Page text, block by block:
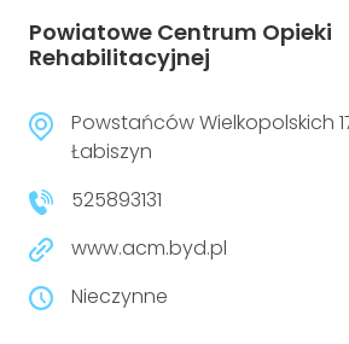
Powiatowe Centrum Opieki
Rehabilitacyjnej
Powstańców Wielkopolskich
Łabiszyn
525893131
www.acm.byd.pl
Nieczynne